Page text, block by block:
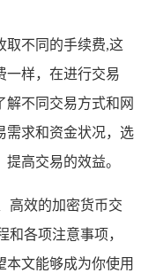
取不同的手续费,这
一样，在进行交易
解不同交易方式和网
需求和资金状况，选
高交易的效益。
高效的加密货币交
和各项注意事项，
本文能够成为你使用